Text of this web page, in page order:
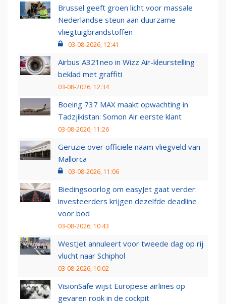
Brussel geeft groen licht voor massale
Nederlandse steun aan duurzame
vliegtuigbrandstoffen
03-08-2026, 12:41
Airbus A321neo in Wizz Air-kleurstelling
beklad met graffiti
03-08-2026, 12:34
Boeing 737 MAX maakt opwachting in
Tadzjikistan: Somon Air eerste klant
03-08-2026, 11:26
Geruzie over officiële naam vliegveld van
Mallorca
03-08-2026, 11:06
Biedingsoorlog om easyJet gaat verder:
investeerders krijgen dezelfde deadline
voor bod
03-08-2026, 10:43
WestJet annuleert voor tweede dag op rij
vlucht naar Schiphol
03-08-2026, 10:02
VisionSafe wijst Europese airlines op
gevaren rook in de cockpit